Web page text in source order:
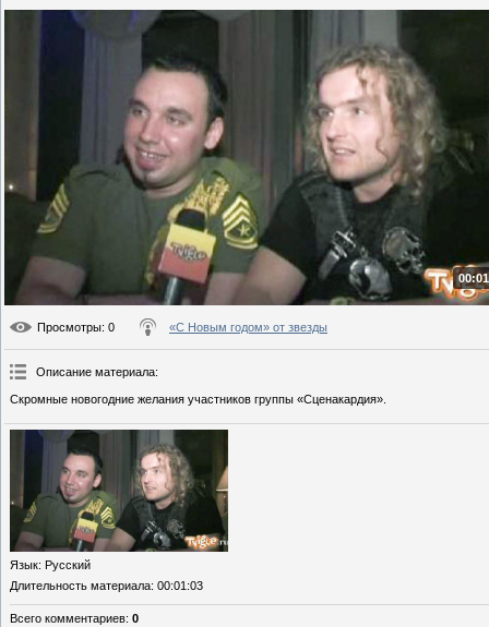
Просмотры: 0 «С Новым годом» от звезды
Описание материала:
Скромные новогодние желания участников группы «Сценакардия».
Язык: Русский
Длительность материала: 00:01:03
Всего комментариев: 0